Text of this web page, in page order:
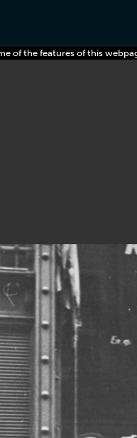
of the features of this